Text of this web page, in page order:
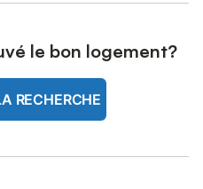
le bon logement?
RECHERCHE